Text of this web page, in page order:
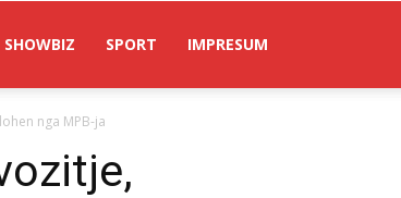
SHOWBIZ SPORT IMPRESUM
nga MPB-ja